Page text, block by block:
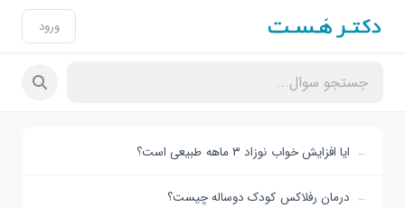
ورود
ایا افزایش خواب نوزاد ۳ ماهه طبیعی است؟
درمان رفلاکس کودک دوساله چیست؟